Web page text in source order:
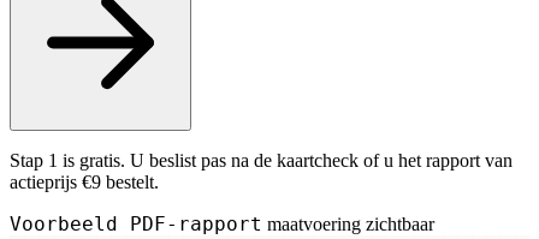
Stap 1 is gratis. U beslist pas na de kaartcheck of u het rapport van
actieprijs €9 bestelt.
Voorbeeld PDF-rapport maatvoering zichtbaar